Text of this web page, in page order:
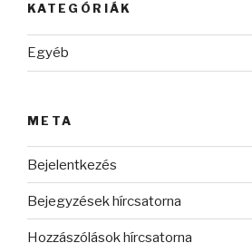
KATEGÓRIÁK
Egyéb
META
Bejelentkezés
Bejegyzések hírcsatorna
Hozzászólások hírcsatorna